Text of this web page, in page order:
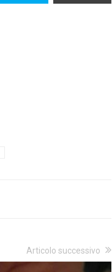
Articolo successivo